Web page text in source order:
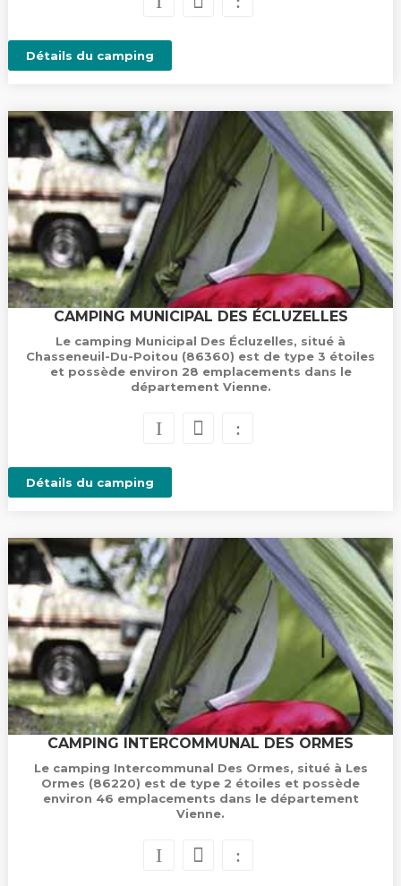
Détails du camping
CAMPING MUNICIPAL DES ÉCLUZELLES
Le camping Municipal Des Écluzelles, situé à
Chasseneuil-Du-Poitou (86360) est de type 3 étoiles
et possède environ 28 emplacements dans le
département Vienne.
Détails du camping
CAMPING INTERCOMMUNAL DES ORMES
Le camping Intercommunal Des Ormes, situé à Les
Ormes (86220) est de type 2 étoiles et possède
environ 46 emplacements dans le département
Vienne.